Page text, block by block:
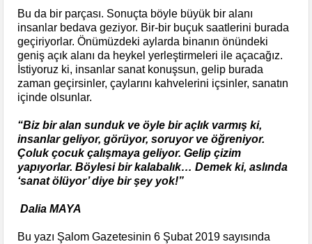
Bu da bir parçası. Sonuçta böyle büyük bir alanı
insanlar bedava geziyor. Bir-bir buçuk saatlerini burada
geçiriyorlar. Önümüzdeki aylarda binanın önündeki
geniş açık alanı da heykel yerleştirmeleri ile açacağız.
İstiyoruz ki, insanlar sanat konuşsun, gelip burada
zaman geçirsinler, çaylarını kahvelerini içsinler, sanatın
içinde olsunlar.
“Biz bir alan sunduk ve öyle bir açlık varmış ki,
insanlar geliyor, görüyor, soruyor ve öğreniyor.
Çoluk çocuk çalışmaya geliyor. Gelip çizim
yapıyorlar. Böylesi bir kalabalık… Demek ki, aslında
‘sanat ölüyor’ diye bir şey yok!”
Dalia MAYA
Bu yazı Şalom Gazetesinin 6 Şubat 2019 sayısında